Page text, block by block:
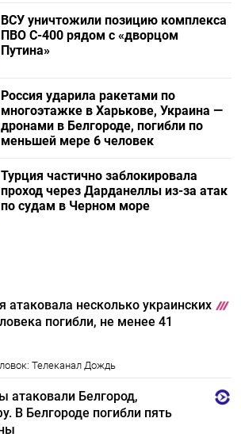
ВСУ уничтожили позицию комплекса
ПВО С-400 рядом с «дворцом
Путина»
Россия ударила ракетами по
многоэтажке в Харькове, Украина —
дронами в Белгороде, погибли по
меньшей мере 6 человек
Турция частично заблокировала
проход через Дарданеллы из-за атак
по судам в Черном море